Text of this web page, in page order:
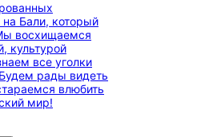
Бали, который
восхищаемся
культурой
все уголки
рады видеть
влюбить
мир!